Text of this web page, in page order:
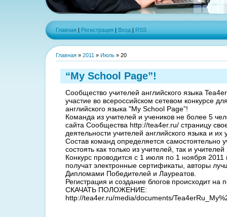
Главная | Регистрация | Вход | RSS
Главная » 2011 » Июль » 20
“My School Page”!
Сообщество учителей английского языка
участие во всероссийском сетевом конкурсе
английского языка "My School Page”!
Команда из учителей и учеников не более 5
сайта Сообщества http://tea4er.ru/ страницу
деятельности учителей английского языка и их
Состав команд определяется самостоятельно
состоять как только из учителей, так и
Конкурс проводится с 1 июля по 1 ноября 2011
получат электронные сертификаты, авторы
Дипломами Победителей и Лауреатов.
Регистрация и создание блогов происходит на
СКАЧАТЬ ПОЛОЖЕНИЕ:
http://tea4er.ru/media/documents/